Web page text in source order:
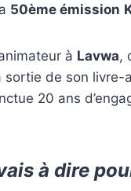
50ème émission
à Lavwa,
sortie de son livre-
20 ans
à dire